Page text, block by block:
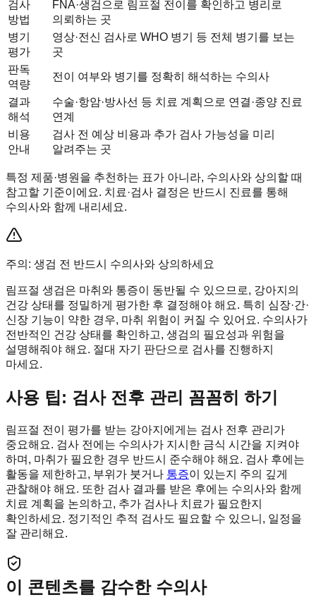
검사
방법
FNA·생검으로 림프절 전이를 확인하고 병리로
의뢰하는 곳
병기
평가
영상·전신 검사로 WHO 병기 등 전체 병기를 보는
곳
판독
역량
전이 여부와 병기를 정확히 해석하는 수의사
결과
해석
수술·항암·방사선 등 치료 계획으로 연결·종양 진료
연계
비용
안내
검사 전 예상 비용과 추가 검사 가능성을 미리
알려주는 곳
특정 제품·병원을 추천하는 표가 아니라, 수의사와 상의할 때
참고할 기준이에요. 치료·검사 결정은 반드시 진료를 통해
수의사와 함께 내리세요.
주의: 생검 전 반드시 수의사와 상의하세요
림프절 생검은 마취와 통증이 동반될 수 있으므로, 강아지의
건강 상태를 정밀하게 평가한 후 결정해야 해요. 특히 심장·간·
신장 기능이 약한 경우, 마취 위험이 커질 수 있어요. 수의사가
전반적인 건강 상태를 확인하고, 생검의 필요성과 위험을
설명해줘야 해요. 절대 자기 판단으로 검사를 진행하지
마세요.
사용 팁: 검사 전후 관리 꼼꼼히 하기
림프절 전이 평가를 받는 강아지에게는 검사 전후 관리가
중요해요. 검사 전에는 수의사가 지시한 금식 시간을 지켜야
하며, 마취가 필요한 경우 반드시 준수해야 해요. 검사 후에는
활동을 제한하고, 부위가 붓거나 통증이 있는지 주의 깊게
관찰해야 해요. 또한 검사 결과를 받은 후에는 수의사와 함께
치료 계획을 논의하고, 추가 검사나 치료가 필요한지
확인하세요. 정기적인 추적 검사도 필요할 수 있으니, 일정을
잘 관리해요.
이 콘텐츠를 감수한 수의사